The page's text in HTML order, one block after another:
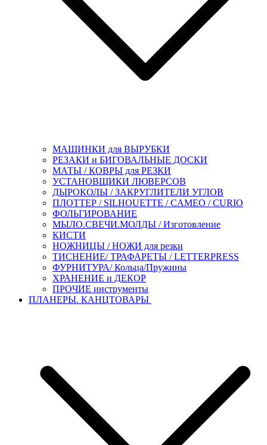
МАШИНКИ для ВЫРУБКИ
РЕЗАКИ и БИГОВАЛЬНЫЕ ДОСКИ
МАТЫ / КОВРЫ для РЕЗКИ
УСТАНОВЩИКИ ЛЮВЕРСОВ
ДЫРОКОЛЫ / ЗАКРУГЛИТЕЛИ УГЛОВ
ПЛОТТЕР / SILHOUETTE / CAMEO / CURIO
ФОЛЬГИРОВАНИЕ
МЫЛО.СВЕЧИ.МОЛДЫ / Изготовление
КИСТИ
НОЖНИЦЫ / НОЖИ для резки
ТИСНЕНИЕ/ ТРАФАРЕТЫ / LETTERPRESS
ФУРНИТУРА/ Кольца/Пружины
ХРАНЕНИЕ и ДЕКОР
ПРОЧИЕ инструменты
ПЛАНЕРЫ. КАНЦТОВАРЫ